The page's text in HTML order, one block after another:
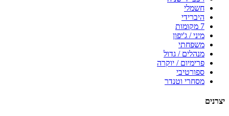
חשמלי
היברידי
7 מקומות
מיני / ג'יפון
משפחתי
מנהלים / גדול
פרימיום / יוקרה
ספורטיבי
מסחרי וטנדר
יצרנים